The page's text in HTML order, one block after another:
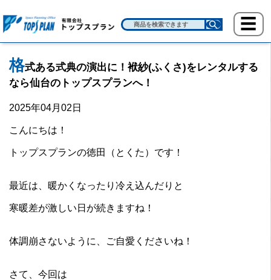
格式ある式典の演出に！袱紗(ふくさ)をレンタルする
なら仙台のトップスプランへ！
2025年04月02日
こんにちは！
トップスプランの徳田（とくた）です！
最近は、暖かくなったり冷え込んだりと
寒暖差が激しい日が続きますね！
体調崩さないように、ご自愛くださいね！
さて、今回は